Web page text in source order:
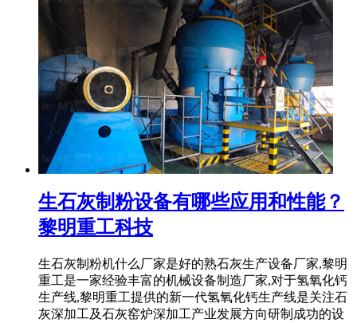
生石灰制粉设备有哪些应用和性能？
黎明重工科技
生石灰制粉机什么厂家是好的熟石灰生产设备厂家,黎明
重工是一家经验丰富的机械设备制造厂家,对于氢氧化钙
生产线,黎明重工提供的新一代氢氧化钙生产线是关注石
灰深加工及石灰窑炉深加工产业发展方向研制成功的设